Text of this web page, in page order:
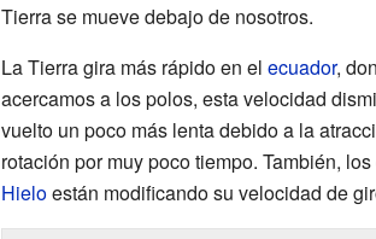
Tierra se mueve debajo de nosotros.
La Tierra gira más rápido en el ecuador,
acercamos a los polos, esta velocidad
vuelto un poco más lenta debido a la
rotación por muy poco tiempo. También,
Hieloestán modificando su velocidad de